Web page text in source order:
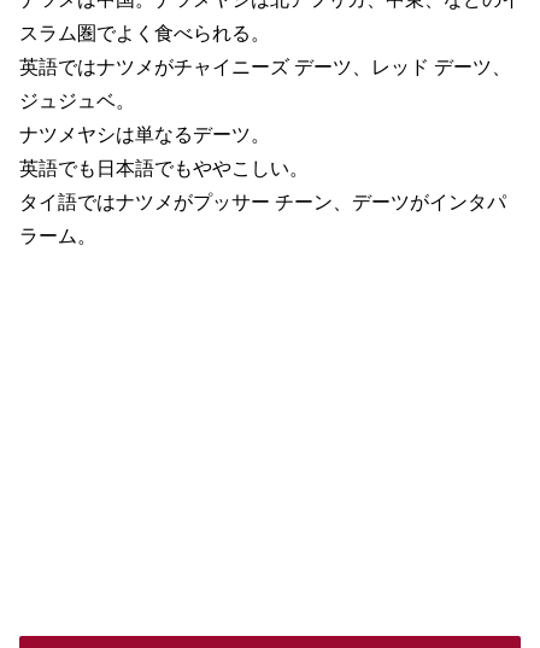
スラム圏でよく食べられる。
英語ではナツメがチャイニーズ デーツ、レッド デーツ、
ジュジュベ。
ナツメヤシは単なるデーツ。
英語でも日本語でもややこしい。
タイ語ではナツメがプッサー チーン、デーツがインタパ
ラーム。